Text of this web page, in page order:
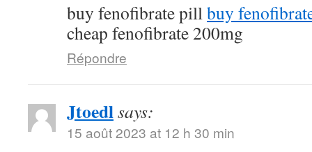
buy fenofibrate pillbuy
cheap fenofibrate 200mg
Répondre
Jtoedlsays:
15 août 2023 at 12 h 30 min